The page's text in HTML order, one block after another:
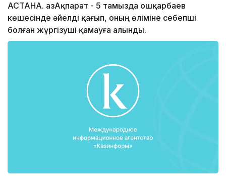
АСТАНА. ҚазАқпарат - 5 тамызда Қошқарбаев
көшесінде әйелді қағып, оның өліміне себепші
болған жүргізуші қамауға алынды.